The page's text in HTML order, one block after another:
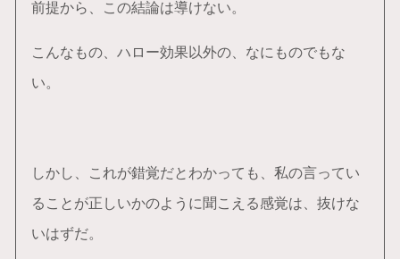
前提から、この結論は導けない。
こんなもの、ハロー効果以外の、なにものでもな
い。
しかし、これが錯覚だとわかっても、私の言ってい
ることが正しいかのように聞こえる感覚は、抜けな
いはずだ。